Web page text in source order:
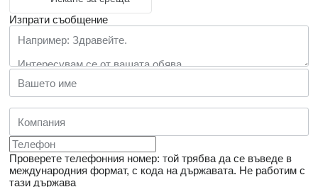
Изпрати съобщение
Проверете телефонния номер: той трябва да се въведе в
международния формат, с кода на държавата. Не работим с
тази държава